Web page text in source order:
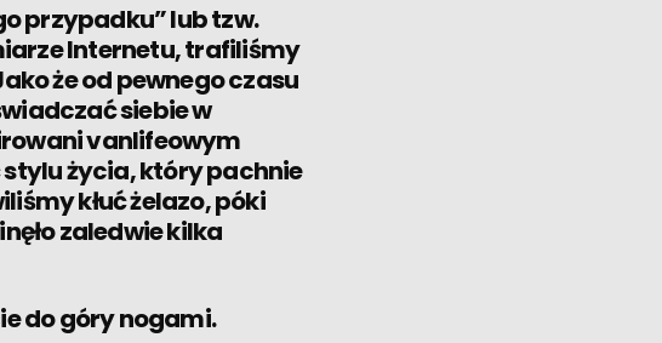
przypadku” lub tzw.
Internetu, trafiliśmy
że od pewnego czasu
siebie w
vanlifeowym
życia, który pachnie
kłuć żelazo, póki
zaledwie kilka
do góry nogami.